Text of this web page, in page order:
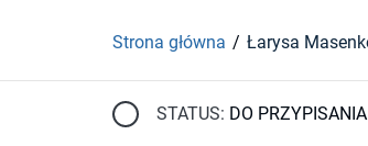
Strona główna
STATUS: DO PRZYPISANIA